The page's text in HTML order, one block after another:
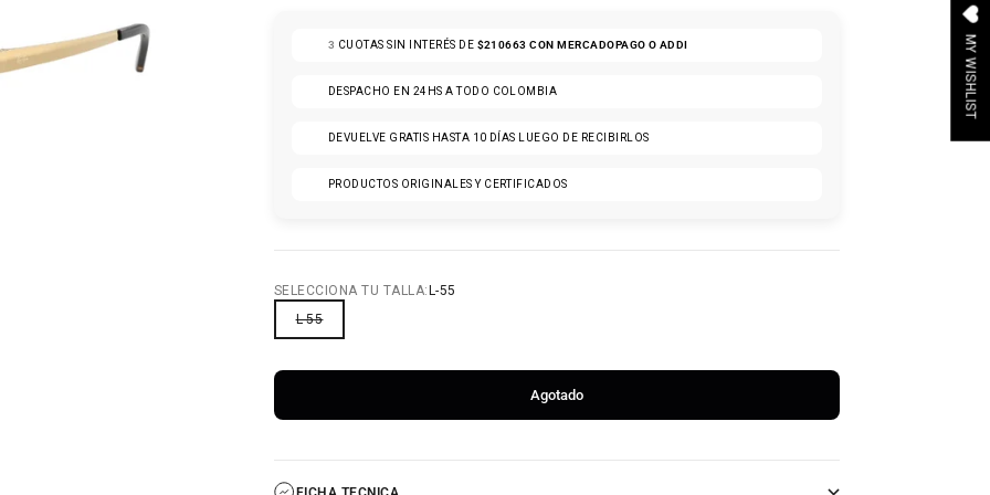
3 CUOTAS SIN INTERÉS DE $210663CON MERCADOPAGO O ADDI
DESPACHO EN 24HS A TODO COLOMBIA
DEVUELVE GRATIS HASTA 10 DÍAS LUEGO DE RECIBIRLOS
PRODUCTOS ORIGINALES Y CERTIFICADOS
SELECCIONA TU TALLA:L-55
L-55
Agotado
MY WISHLIST